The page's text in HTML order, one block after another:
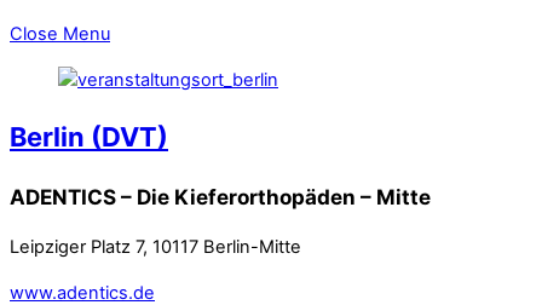
Close Menu
Berlin (DVT)
ADENTICS – Die Kieferorthopäden – Mitte
Leipziger Platz 7, 10117 Berlin-Mitte
www.adentics.de